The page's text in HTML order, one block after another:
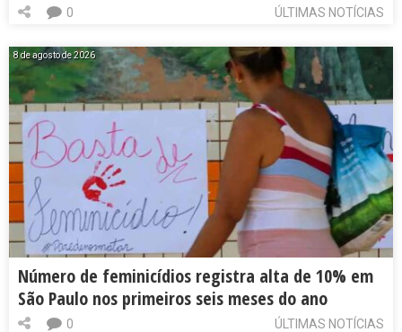
ÚLTIMAS NOTÍCIAS
0
8 de agosto de 2026
Número de feminicídios registra alta de 10% em
São Paulo nos primeiros seis meses do ano
ÚLTIMAS NOTÍCIAS
0